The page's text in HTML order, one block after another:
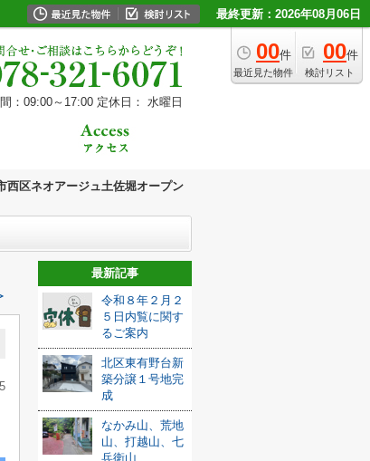
最終更新：2026年08月06日
00件
最近見た物件
00件
検討リスト
：09:00～17:00 定休日： 水曜日
西区ネオアージュ土佐堀オープン
最新記事
令和８年２月２
５日内覧に関す
るご案内
北区東有野台新
築分譲１号地完
成
なかみ山、荒地
山、打越山、七
兵衛山